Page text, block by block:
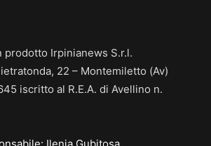
prodotto Irpinianews S.r.l.
22 – Montemiletto (Av)
iscritto al R.E.A. di Avellino n.